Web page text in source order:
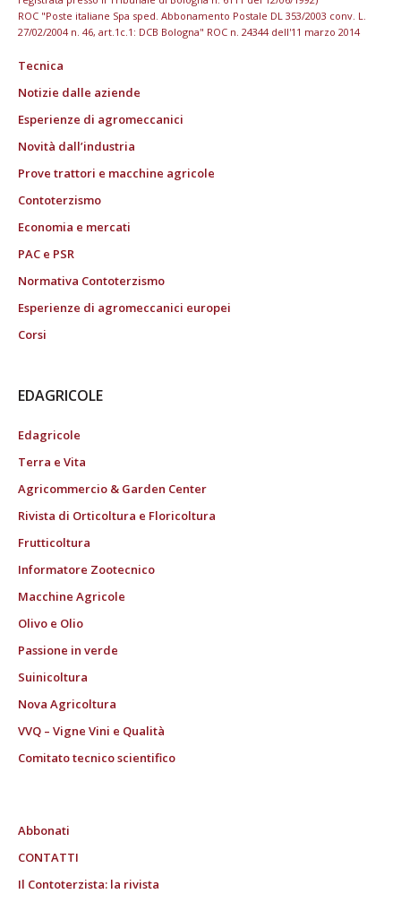
ROC "Poste italiane Spa sped. Abbonamento Postale DL 353/2003 conv. L.
27/02/2004 n. 46, art.1c.1: DCB Bologna" ROC n. 24344 dell'11 marzo 2014
Tecnica
Notizie dalle aziende
Esperienze di agromeccanici
Novità dall’industria
Prove trattori e macchine agricole
Contoterzismo
Economia e mercati
PAC e PSR
Normativa Contoterzismo
Esperienze di agromeccanici europei
Corsi
EDAGRICOLE
Edagricole
Terra e Vita
Agricommercio & Garden Center
Rivista di Orticoltura e Floricoltura
Frutticoltura
Informatore Zootecnico
Macchine Agricole
Olivo e Olio
Passione in verde
Suinicoltura
Nova Agricoltura
VVQ – Vigne Vini e Qualità
Comitato tecnico scientifico
Abbonati
CONTATTI
Il Contoterzista: la rivista